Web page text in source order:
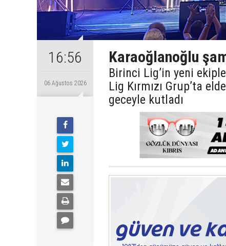
16:56
06 Ağustos 2026
Karaoğlanoğlu
Birinci Lig’in yeni
Lig Kırmızı Grup’ta
geceyle kutladı